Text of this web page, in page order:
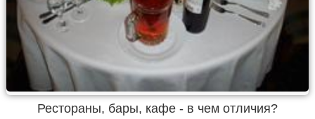
Рестораны, бары, кафе - в чем отличия?